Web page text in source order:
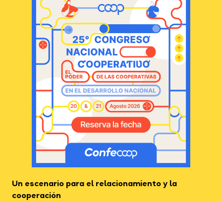
Un escenario para el relacionamiento y la
cooperación